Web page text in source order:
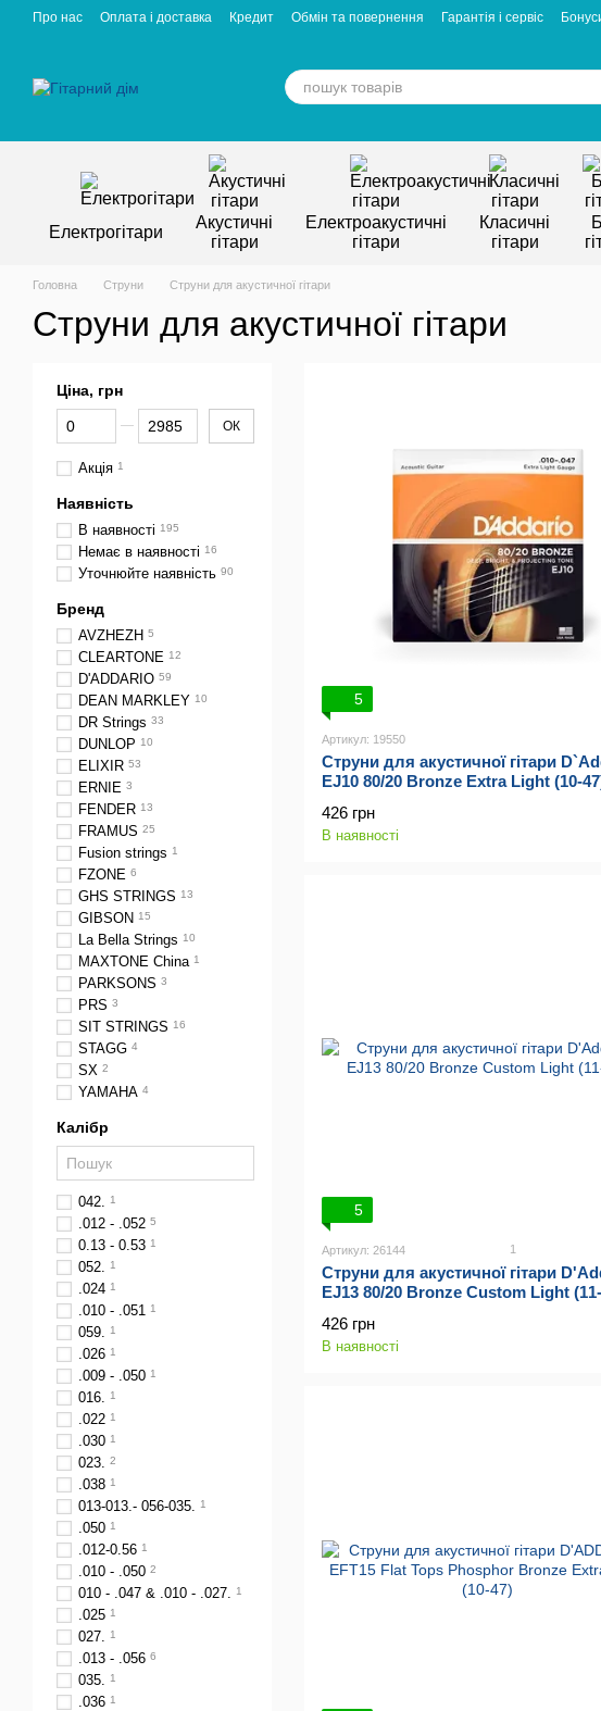
Перейти к основному контенту
Про нас Оплата і доставка Кредит Обмін та повернення Гарантія і сервіс
Електрогітари
Акустичні
гітари
Електроакустичні
гітари
Класичні
гітари
Головна Струни Струни для акустичної гітари
Струни для акустичної гітари
5
Артикул: 19550
Струни для акустичної гітари
EJ10 80/20 Bronze Extra Light (10-
426 грн
В наявності
5
Артикул: 26144 1
Струни для акустичної гітари
EJ13 80/20 Bronze Custom Light
426 грн
В наявності
Ціна, грн
От Ціна, грн
До Ціна, грн ОК
Акція 1
Наявність
В наявності 195
Немає в наявності 16
Уточнюйте наявність 90
Бренд
AVZHEZH 5
CLEARTONE 12
D'ADDARIO 59
DEAN MARKLEY 10
DR Strings 33
DUNLOP 10
ELIXIR 53
ERNIE 3
FENDER 13
FRAMUS 25
Fusion strings 1
FZONE 6
GHS STRINGS 13
GIBSON 15
La Bella Strings 10
MAXTONE China 1
PARKSONS 3
PRS 3
SIT STRINGS 16
STAGG 4
SX 2
YAMAHA 4
Калібр
042. 1
.012 - .052 5
0.13 - 0.53 1
052. 1
.024 1
.010 - .051 1
059. 1
.026 1
.009 - .050 1
016. 1
.022 1
.030 1
023. 2
.038 1
013-013.- 056-035. 1
.050 1
.012-0.56 1
.010 - .050 2
010 - .047 & .010 - .027. 1
.025 1
027. 1
.013 - .056 6
035. 1
.036 1